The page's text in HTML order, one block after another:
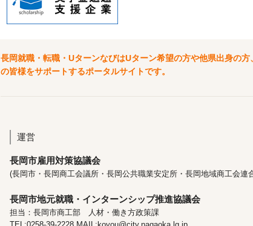
長岡就職・転職・UターンなびはUターン希望の方や他県出身の
の皆様をサポートするポータルサイトです。
運営
長岡市雇用対策協議会
(長岡市・長岡商工会議所・長岡公共職業安定所・長岡地域商工会連
長岡市地元就職・インターンシップ推進協議会
担当：長岡市商工部 人材・働き方政策課